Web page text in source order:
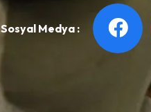
Sosyal Medya :